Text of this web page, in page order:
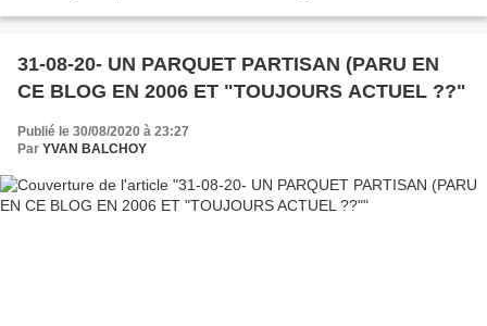
31-08-20- UN PARQUET PARTISAN (PARU EN
CE BLOG EN 2006 ET "TOUJOURS ACTUEL ??"
Publié le 30/08/2020 à 23:27
Par YVAN BALCHOY